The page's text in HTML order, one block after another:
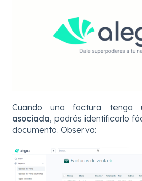
Cuando una factura tenga
asociada, podrás identificarlo
documento. Observa: